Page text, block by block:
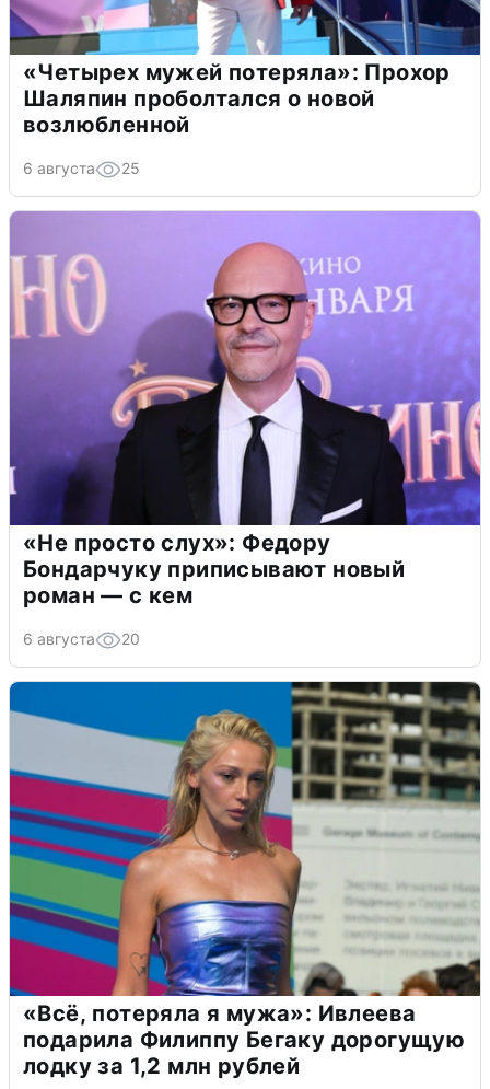
«Четырех мужей потеряла»: Прохор
Шаляпин проболтался о новой
возлюбленной
6 августа 25
«Не просто слух»: Федору
Бондарчуку приписывают новый
роман — с кем
6 августа 20
«Всё, потеряла я мужа»: Ивлеева
подарила Филиппу Бегаку дорогущую
лодку за 1,2 млн рублей